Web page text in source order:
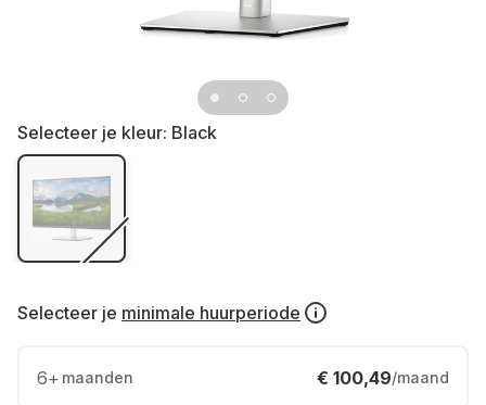
Selecteer je kleur: Black
Selecteer je minimale huurperiode
6+ maanden € 100,49/maand